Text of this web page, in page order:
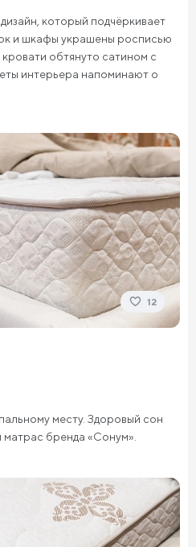
который подчёркивает
и шкафы украшены росписью
обтянуто сатином с
интерьера напоминают о
12
месту. Здоровый сон
бренда «Сонум».